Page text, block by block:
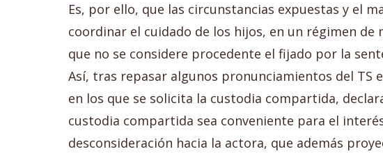
Es, por ello, que las circunstancias expuestas y el
coordinar el cuidado de los hijos, en un régimen
que no se considere procedente el fijado por la
Así, tras repasar algunos pronunciamientos del TS
en los que se solicita la custodia compartida,
custodia compartida sea conveniente para el
desconsideración hacia la actora, que además